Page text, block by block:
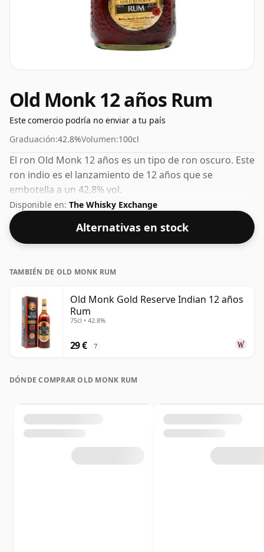
Old Monk 12 años Rum
Este comercio podría no enviar a tu país
Graduación:42.8%Volumen:100cl
El ron Old Monk 12 años es un tipo de ron oscuro. Este
ron indio es el lanzamiento de 12 años que se
embotella a un 42,8% vol.
Disponible en: The Whisky Exchange
Alternativas en stock
TAMBIÉN DE OLD MONK RUM
Old Monk Gold Reserve Indian 12 años
Rum
75cl • 42.8%
29 € ?
DÓNDE COMPRAR OLD MONK RUM